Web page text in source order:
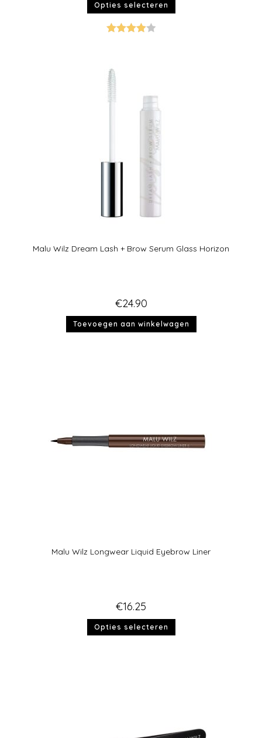
Opties selecteren
Malu Wilz Dream Lash + Brow Serum Glass Horizon
€24.90
Toevoegen aan winkelwagen
Malu Wilz Longwear Liquid Eyebrow Liner
€16.25
Opties selecteren